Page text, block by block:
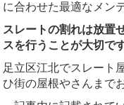
に合わせた最適なメン
スレートの割れは放置
スを行うことが大切です
足立区江北でスレート
ひ街の屋根やさんまで